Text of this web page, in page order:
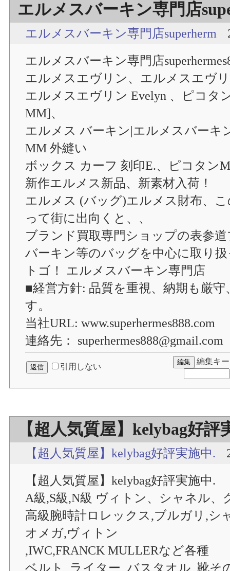
エルメスバーキン専門店
エルメスバーキン専門店superherm
エルメスバーキン専門店
エルメスエヴリン、エルメスエヴ
エルメスエヴリン Evelyn 、ピコタ
MM]、
エルメス バーキン|エルメスバーキ
MM 外縫い
ボックス カーフ 刻印E.、ピコタン
新作エルメス新品、新素材入荷！
エルメス (バッグ)エルメス財布、
って街に出向くと、、
ブランド買取専門ショップの表参
バーキン等のバッグを中心に取り
トゴ！ エルメスバーキン専門店
■経営方針: 品質を重視、納期も厳
す。
当社URL: www.superhermes888.com
連絡先： superhermes888@gmail.com
引用しない
編集キー
【超人気質屋】kelybag好評
【超人気質屋】kelybag好評実施中.
【超人気質屋】kelybag好評実施中.
A級,S級,N級 ヴィトン、シャネル、
高級腕時計ロレックス,ブルガリ,シ
オメガ,ヴィトン
,IWC,FRANCK MULLERなど各種
ベルト ,ライター, バスタオル, 靴そ